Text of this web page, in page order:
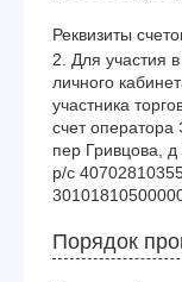
Реквизиты
2. Для участия
личного
участника
счет
пер Гривцова,
р/с
Порядок